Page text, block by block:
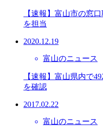
【速報】富山市の窓
を担当
2020.12.19
富山のニュース
【速報】富山県内で
を確認
2017.02.22
富山のニュース